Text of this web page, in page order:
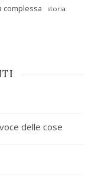
complessa storia
delle cose